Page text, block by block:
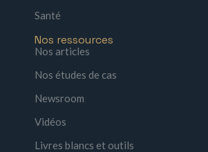
Santé
Nos ressources
Nos articles
Nos études de cas
Newsroom
Vidéos
Livres blancs et outils